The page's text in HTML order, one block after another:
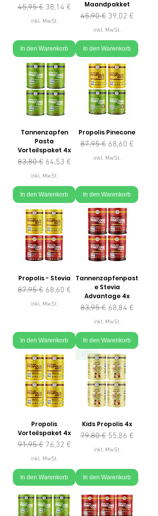
Standardpreis
45,95 € Sale-Preis
38,14 €
inkl. MwSt.
In den Warenkorb
Maandpakket
Standardpreis
45,90 € Sale-Preis
39,02 €
inkl. MwSt.
In den Warenkorb
Tannenzapfen
Pasta
Vorteilspaket 4x
Standardpreis
83,80 € Sale-Preis
64,53 €
inkl. MwSt.
In den Warenkorb
Propolis Pinecone
Standardpreis
87,95 € Sale-Preis
68,60 €
inkl. MwSt.
In den Warenkorb
Propolis - Stevia
Standardpreis
87,95 € Sale-Preis
68,60 €
inkl. MwSt.
In den Warenkorb
Tannenzapfenpast
e Stevia
Advantage 4x
Standardpreis
83,95 € Sale-Preis
68,84 €
inkl. MwSt.
In den Warenkorb
Propolis
Vorteilspaket 4x
Standardpreis
91,95 € Sale-Preis
76,32 €
inkl. MwSt.
In den Warenkorb
BTS
Kids Propolis 4x
Standardpreis
79,80 € Sale-Preis
55,86 €
inkl. MwSt.
In den Warenkorb